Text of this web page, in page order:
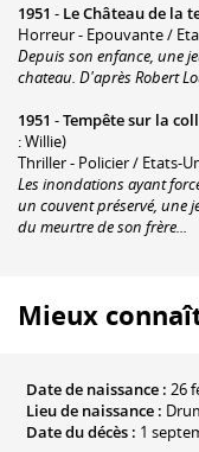
1951 - Le Château de la
Horreur - Epouvante /
Depuis son enfance, une
chateau. D'après Robert
1951 -Tempête sur la
: Willie)
Thriller - Policier / Etats-
Les inondations ayant
un couvent préservé, une
du meurtre de son frère...
Mieux
Date de naissance : 26
Lieu de naissance :
Date du décès : 1